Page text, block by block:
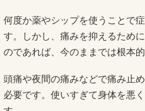
何度か薬やシップを使うことで
す。しかし、痛みを抑えるため
のであれば、今のままでは根本
頭痛や夜間の痛みなどで痛み止
必要です。使いすぎて身体を悪